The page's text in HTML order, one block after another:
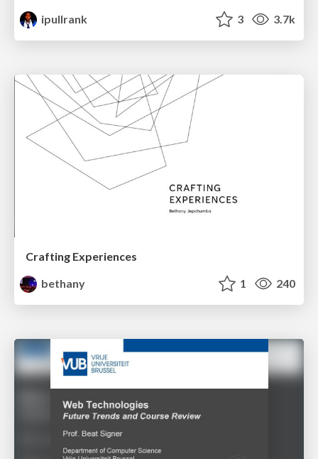
ipullrank
3 3.7k
Crafting Experiences
bethany
1 240